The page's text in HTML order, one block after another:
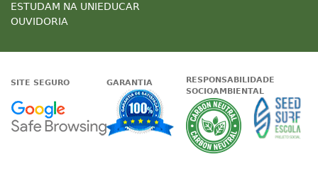
ESTUDAM NA UNIEDUCAR
OUVIDORIA
SITE SEGURO
Google - Status do site no
GARANTIA
Garantia de
RESPONSABILIDADE
SOCIOAMBIENTAL
A